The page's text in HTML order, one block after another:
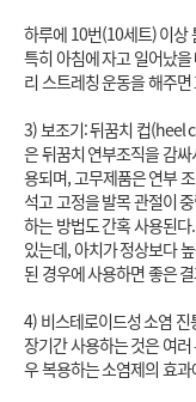
하루에 10번(10세트) 이상
특히 아침에 자고 일어났
리 스트레칭 운동을 해주
3) 보조기: 뒤꿈치 컵(heel
은 뒤꿈치 연부조직을 감
용되며, 고무제품은 연부
석고 고정을 발목 관절이
하는 방법도 간혹 사용된
있는데, 아치가 정상보다
된 경우에 사용하면 좋은
4) 비스테로이드성 소염
장기간 사용하는 것은 여
우 복용하는 소염제의 효